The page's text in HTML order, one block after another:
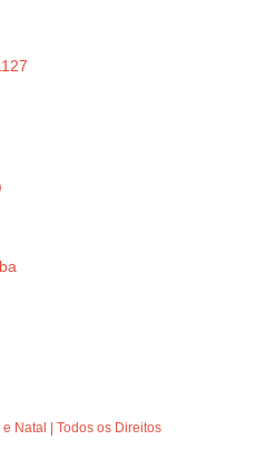
Natal | Todos os Direitos